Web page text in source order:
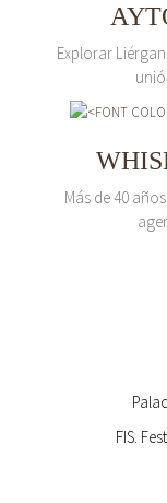
Explorar
Más de 40
FIS.